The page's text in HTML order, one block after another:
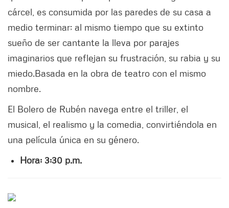
cárcel, es consumida por las paredes de su casa a
medio terminar; al mismo tiempo que su extinto
sueño de ser cantante la lleva por parajes
imaginarios que reflejan su frustración, su rabia y su
miedo.Basada en la obra de teatro con el mismo
nombre.
El Bolero de Rubén navega entre el triller, el
musical, el realismo y la comedia, convirtiéndola en
una película única en su género.
Hora: 3:30 p.m.